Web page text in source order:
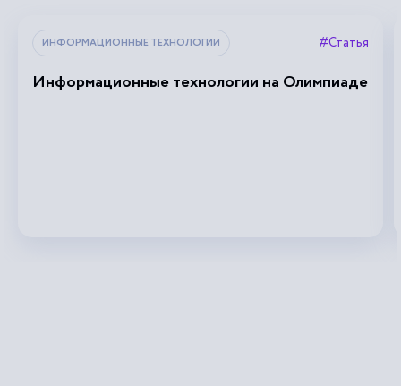
ИНФОРМАЦИОННЫЕ ТЕХНОЛОГИИ #Статья
Информационные технологии на Олимпиаде